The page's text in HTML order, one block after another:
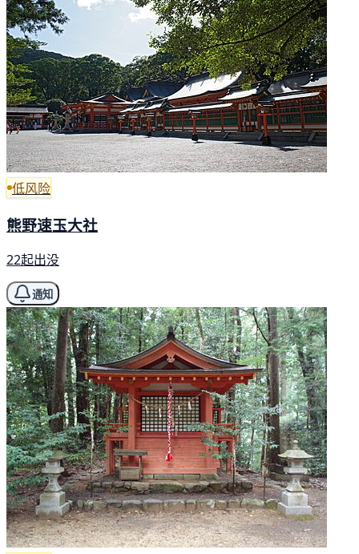
低风险
熊野速玉大社
22起出没
通知